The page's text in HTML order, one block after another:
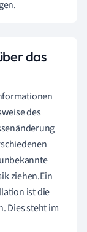
das
des
ziehen.Ein
ist die
Dies steht im